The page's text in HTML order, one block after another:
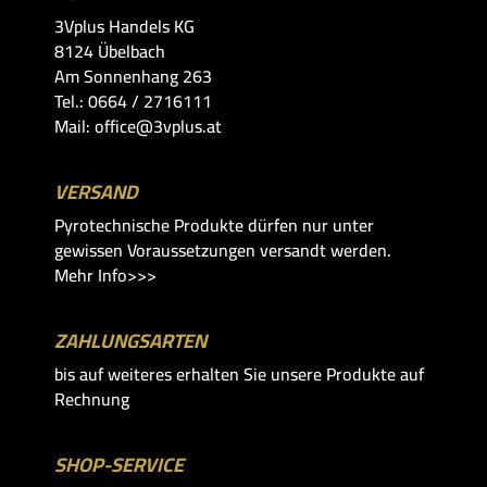
3Vplus Handels KG
8124 Übelbach
Am Sonnenhang 263
Tel.: 0664 / 2716111
Mail: office@3vplus.at
VERSAND
Pyrotechnische Produkte dürfen nur unter
gewissen Voraussetzungen versandt werden.
Mehr Info>>>
ZAHLUNGSARTEN
bis auf weiteres erhalten Sie unsere Produkte auf
Rechnung
SHOP-SERVICE